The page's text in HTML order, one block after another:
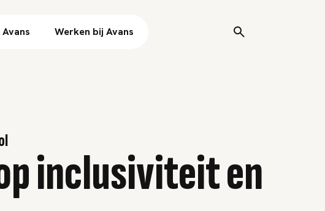
Werken bij Avans
inclusiviteit en